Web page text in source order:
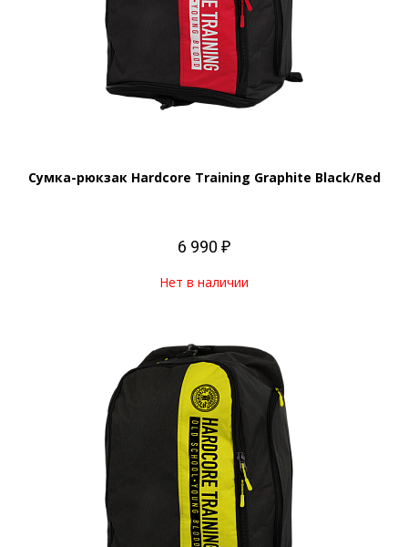
Сумка-рюкзак Hardcore Training Graphite Black/Red
6 990 ₽
Нет в наличии